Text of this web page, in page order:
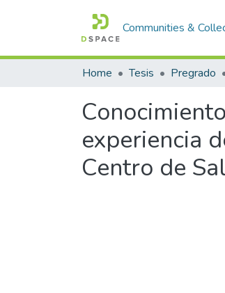
Communities &
Home Tesis Pregrado
experiencia
Centro de